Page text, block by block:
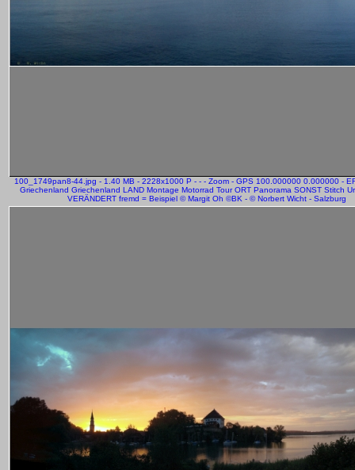
100_1749pan8-44.jpg - 1.40 MB - 2228x1000 P - - - Zoom - GPS 100.000000 0.000000 -
Griechenland Griechenland LAND Montage Motorrad Tour ORT Panorama SONST Stitch
VERÄNDERT fremd = Beispiel © Margit Oh ©BK - © Norbert Wicht - Salzburg